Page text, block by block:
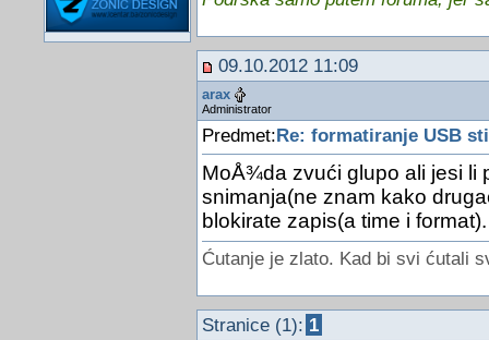
09.10.2012 11:09
arax
Administrator
Predmet: Re: formatiranje USB
MoÅ¾da zvući glupo ali jesi li
snimanja(ne znam kako
blokirate zapis(a time i format).
Ćutanje je zlato. Kad bi svi ćutali
Stranice (1): 1